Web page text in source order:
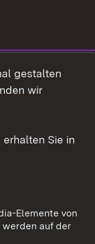
gestalten
wir
Sie in
Elemente von
auf der